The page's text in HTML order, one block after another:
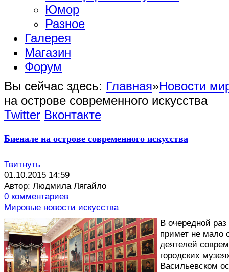
Юмор
Разное
Галерея
Магазин
Форум
Вы сейчас здесь: Главная»Новости
на острове современного искусства
Twitter Вконтакте
Биенале на острове современного искусства
Твитнуть
01.10.2015 14:59
Автор: Людмила Лягайло
0 комментариев
Мировые новости искусства
В очередной
примет не мало
деятелей
городских
Васильевском